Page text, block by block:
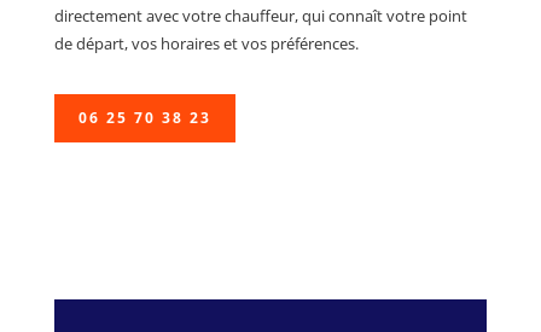
directement avec votre chauffeur, qui connaît votre point
de départ, vos horaires et vos préférences.
06 25 70 38 23